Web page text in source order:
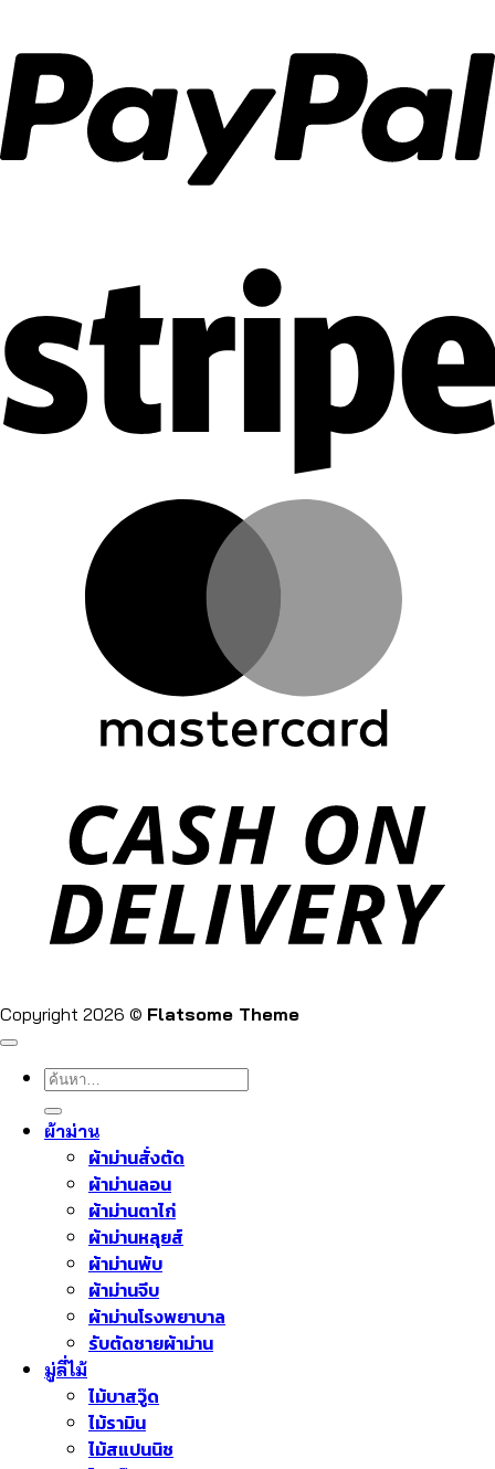
Copyright 2026 © Flatsome Theme
ค้นหา:
ผ้าม่าน
ผ้าม่านสั่งตัด
ผ้าม่านลอน
ผ้าม่านตาไก่
ผ้าม่านหลุยส์
ผ้าม่านพับ
ผ้าม่านจีบ
ผ้าม่านโรงพยาบาล
รับตัดชายผ้าม่าน
มู่ลี่ไม้
ไม้บาสวู๊ด
ไม้รามิน
ไม้สแปนนิช